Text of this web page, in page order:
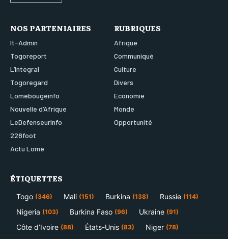
NOS PARTENIAIRES
It-Admin
Togoreport
L’integral
Togoregard
Lomebougeinfo
Nouvelle d’Afrique
LeDefenseurInfo
228foot
Actu Lomé
RUBRIQUES
Afrique
Communiqué
Culture
Divers
Economie
Monde
Opportunité
ÉTIQUETTES
Togo (346) Mali (151) Burkina (138) Russie (114)
Nigeria (103) Burkina Faso (96) Ukraine (91)
Côte d’Ivoire (88) États-Unis (83) Niger (78)